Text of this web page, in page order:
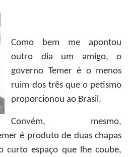
Como bem me apontou
outro dia um amigo, o
governo Temer é o menos
ruim dos três que o petismo
proporcionou ao Brasil.
Convém, mesmo,
é produto de duas chapas
curto espaço que lhe coube,